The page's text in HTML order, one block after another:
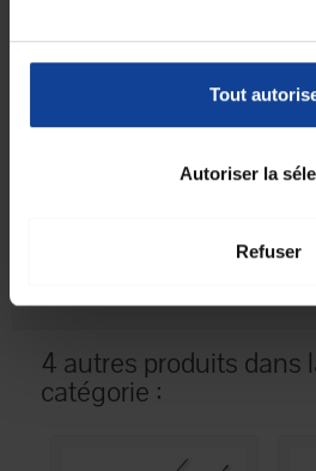
Tout
Autoriser la
Refuser
Fiche technique
4 autres produits dans
catégorie :